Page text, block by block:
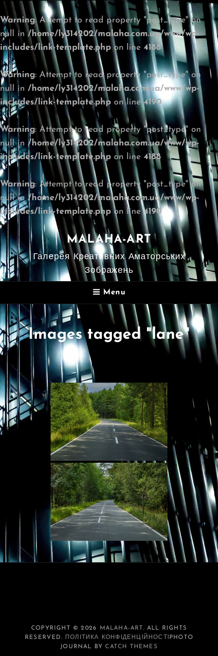
Warning: Attempt to read property "post_type" on
null in/home/ly314202/malaha.com.ua/www/wp-
includes/link-template.phpon line 4188
Warning: Attempt to read property "post_type" on
null in /home/ly314202/malaha.com.ua/www/wp-
includes/link-template.php on line4190
Warning: Attempt to read property "post_type" on
null in/home/ly314202/malaha.com.ua/www/wp-
includes/link-template.php on line 4188
Warning: Attempt to read property "post_type" on
null in/home/ly314202/malaha.com.ua/www/wp-
includes/link-template.phpon line4190
MALAHA-ART
Галерея Креативних Аматорських
Зображень
Menu
Images tagged "lane"
COPYRIGHT © 2026 MALAHA-ART. ALL RIGHTS
RESERVED.
ПОЛІТИКА КОНФІДЕНЦІЙНОСТІ
PHOTO
JOURNAL BYCATCH THEMES